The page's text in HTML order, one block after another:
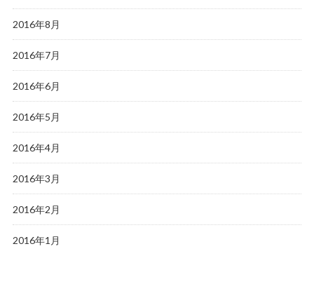
2016年8月
2016年7月
2016年6月
2016年5月
2016年4月
2016年3月
2016年2月
2016年1月